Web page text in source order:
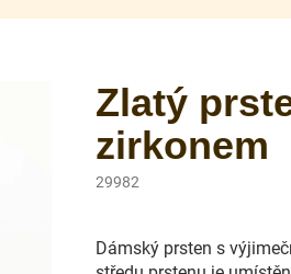
Dámský prsten s
Zlatý
zirkonem
29982